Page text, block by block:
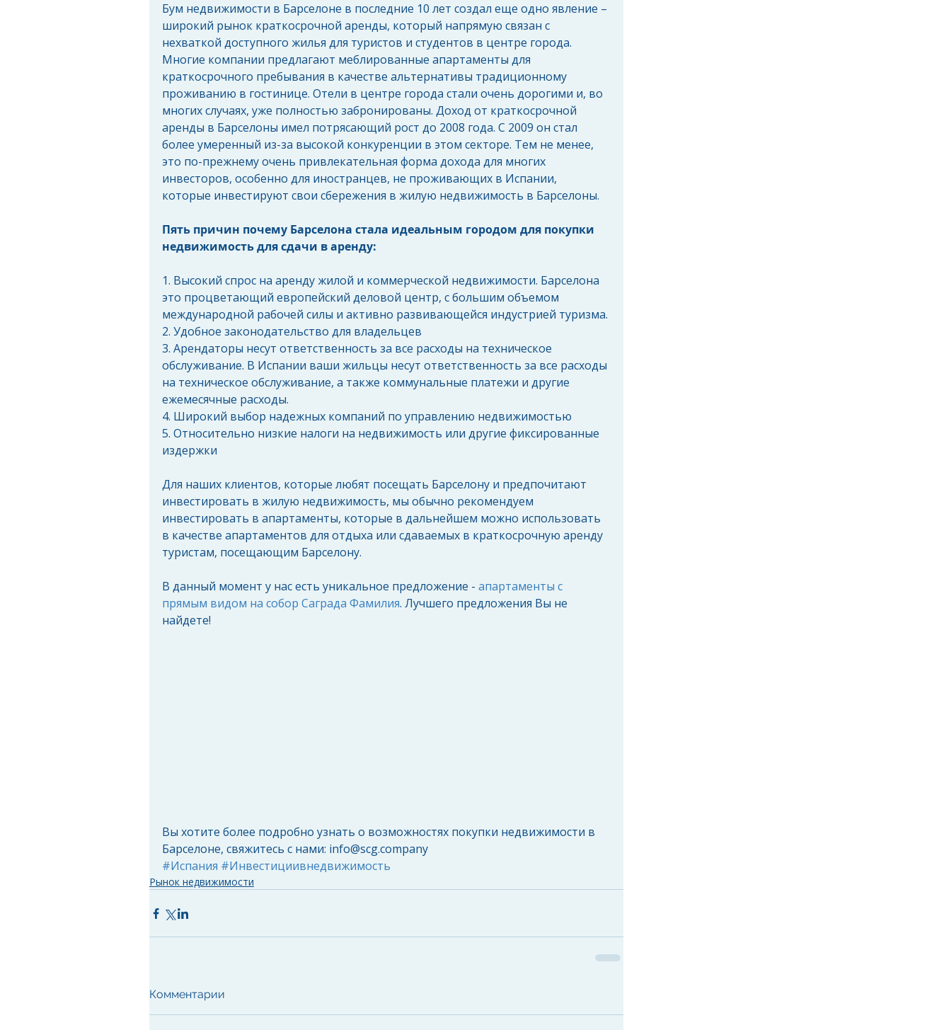
Бум недвижимости в Барселоне в последние 10 лет создал еще одно явление –
широкий рынок краткосрочной аренды, который напрямую связан с
нехваткой доступного жилья для туристов и студентов в центре города.
Многие компании предлагают меблированные апартаменты для
краткосрочного пребывания в качестве альтернативы традиционному
проживанию в гостинице. Отели в центре города стали очень дорогими и, во
многих случаях, уже полностью забронированы. Доход от краткосрочной
аренды в Барселоны имел потрясающий рост до 2008 года. С 2009 он стал
более умеренный из-за высокой конкуренции в этом секторе. Тем не менее,
это по-прежнему очень привлекательная форма дохода для многих
инвесторов, особенно для иностранцев, не проживающих в Испании,
которые инвестируют свои сбережения в жилую недвижимость в Барселоны.
Пять причин почему Барселона стала идеальным городом для покупки
недвижимость для сдачи в аренду:
1. Высокий спрос на аренду жилой и коммерческой недвижимости. Барселона
это процветающий европейский деловой центр, с большим объемом
международной рабочей силы и активно развивающейся индустрией туризма.
2. Удобное законодательство для владельцев
3. Арендаторы несут ответственность за все расходы на техническое
обслуживание. В Испании ваши жильцы несут ответственность за все расходы
на техническое обслуживание, а также коммунальные платежи и другие
ежемесячные расходы.
4. Широкий выбор надежных компаний по управлению недвижимостью
5. Относительно низкие налоги на недвижимость или другие фиксированные
издержки
Для наших клиентов, которые любят посещать Барселону и предпочитают
инвестировать в жилую недвижимость, мы обычно рекомендуем
инвестировать в апартаменты, которые в дальнейшем можно использовать
в качестве апартаментов для отдыха или сдаваемых в краткосрочную аренду
туристам, посещающим Барселону.
В данный момент у нас есть уникальное предложение - апартаменты с
прямым видом на собор Саграда Фамилия. Лучшего предложения Вы не
найдете!
Вы хотите более подробно узнать о возможностях покупки недвижимости в
Барселоне, свяжитесь с нами: info@scg.company
#Испания #Инвестициивнедвижимость
Рынок недвижимости
Комментарии